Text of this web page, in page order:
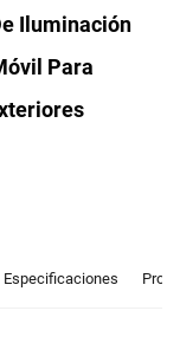
Iluminación
Para
Especificaciones